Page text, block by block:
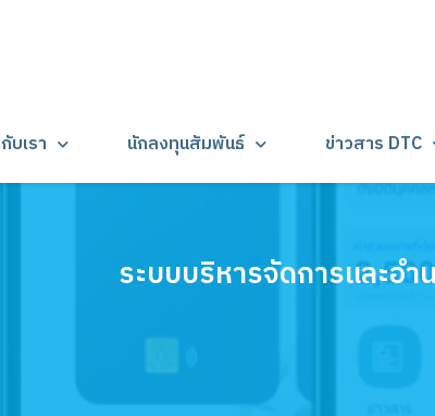
บเรา นักลงทุนสัมพันธ์ ข่าวสาร DTC
ระบบบริหารจัดการและอ